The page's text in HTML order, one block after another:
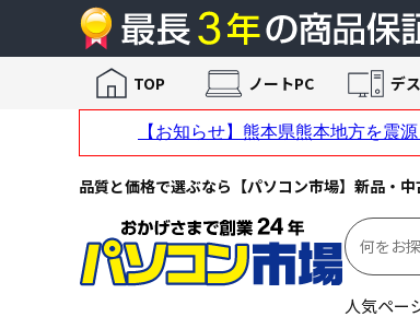
品質と価格で選ぶなら【パソコン市場】新品・中
人気ペー
TOP ノートPC デ